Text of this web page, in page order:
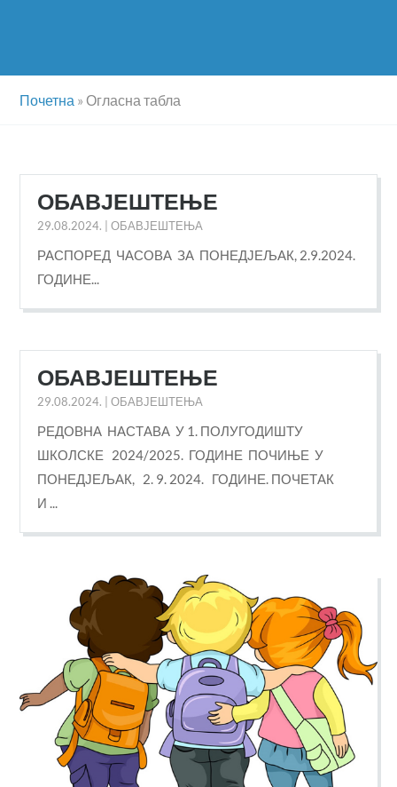
Почетна »Огласна табла
ОБАВЈЕШТЕЊЕ
29.08.2024. |ОБАВЈЕШТЕЊА
РАСПОРЕД ЧАСОВА ЗА ПОНЕДЈЕЉАК, 2.9.2024.
ГОДИНЕ...
ОБАВЈЕШТЕЊЕ
29.08.2024. |ОБАВЈЕШТЕЊА
РЕДОВНА НАСТАВА У 1. ПОЛУГОДИШТУ
ШКОЛСКЕ 2024/2025. ГОДИНЕ ПОЧИЊЕ У
ПОНЕДЈЕЉАК, 2. 9. 2024. ГОДИНЕ. ПОЧЕТАК
И ...